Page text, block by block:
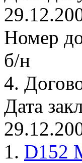
Номер
б/н
4.
Дата
1. D152